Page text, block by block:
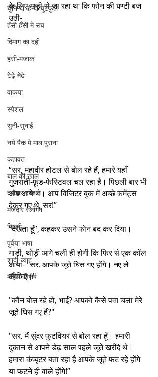
चुनिन्दा हिन्दी चुटकुले
हँसी हँसी मे सच
दिमाग का दही
हंसी-मजाक
टेढ़े मेढे
वाकया
स्पेशल
सुनी-सुनाई
नये पैक मे माल पुराना
कहावत
बाल की खाल
त्यौहार स्पेशल
मजेदार स्लोगन
फिल्मी
पुर्वया भाषा
शादी-ब्याह
महिला विशेष
के लिए गाड़ी से जा रहा था कि फोन की घण्टी बज
उठी-
“सर, महावीर होटल से बोल रहे हैं, हमारे यहाँ
गुजराती-फ़ूड-फेस्टिवल चल रहा है। पिछली बार भी
आप आये थे। आप विजिटर बुक में अच्छे कमेंट्स
देकर गए थे, सर!”
“देखता हूँ”, कहकर उसने फोन बंद कर दिया।
गाड़ी, थोड़ी आगे चली ही होगी कि फिर से एक कॉल
आया- "सर, आपके जूते घिस गए होंगे। नए ले
लीजिए।"
"कौन बोल रहे हो, भाई? आपको कैसे पता चला मेरे
जूते घिस गए हैं?"
"सर, मैं सुंदर फुटवियर से बोल रहा हूँ। हमारी
दुकान से आपने डेढ़ साल पहले जूते खरीदे थे।
हमारा कंप्यूटर बता रहा है आपके जूते फट रहे होंगे
या फटने ही वाले होंगे!”